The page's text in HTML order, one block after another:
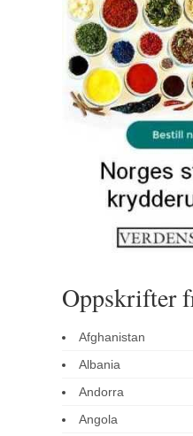
Oppskrifter
Afghanistan
Albania
Andorra
Angola